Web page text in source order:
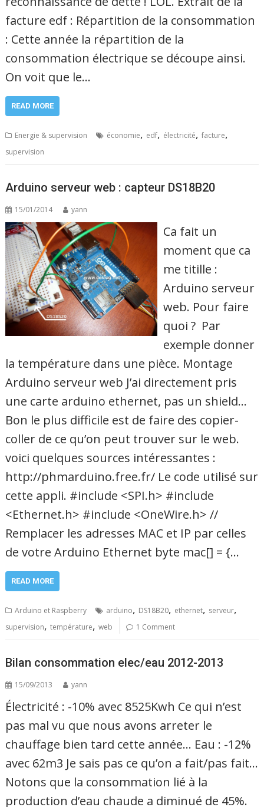
facture edf : Répartition de la consommation
: Cette année la répartition de la
consommation électrique se découpe ainsi.
On voit que le…
READ MORE
Energie & supervision économie, edf, électricité,facture,
supervision
Arduino serveur web : capteur DS18B20
15/01/2014 yann
Ca fait un
moment que ca
me titille :
Arduino serveur
web. Pour faire
quoi ? Par
exemple donner
la température dans une pièce. Montage
Arduino serveur web J’ai directement pris
une carte arduino ethernet, pas un shield…
Bon le plus difficile est de faire des copier-
coller de ce qu’on peut trouver sur le web.
voici quelques sources intéressantes :
http://phmarduino.free.fr/ Le code utilisé sur
cette appli. #include <SPI.h> #include
<Ethernet.h> #include <OneWire.h> //
Remplacer les adresses MAC et IP par celles
de votre Arduino Ethernet byte mac[] = {…
READ MORE
Arduino et Raspberry arduino, DS18B20, ethernet, serveur,
supervision,température,web 1 Comment
Bilan consommation elec/eau 2012-2013
15/09/2013 yann
Électricité : -10% avec 8525Kwh Ce qui n’est
pas mal vu que nous avons arreter le
chauffage bien tard cette année… Eau : -12%
avec 62m3 Je sais pas ce qu’on a fait/pas fait…
Notons que la consommation lié à la
production d’eau chaude a diminué de 45%.